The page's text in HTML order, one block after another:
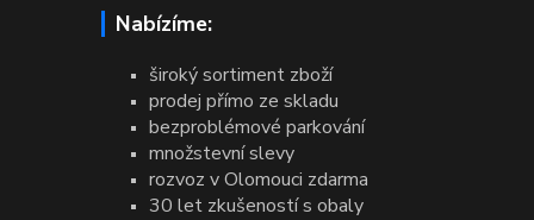
Nabízíme:
široký sortiment zboží
prodej přímo ze skladu
bezproblémové parkování
množstevní slevy
rozvoz v Olomouci zdarma
30 let zkušeností s obaly